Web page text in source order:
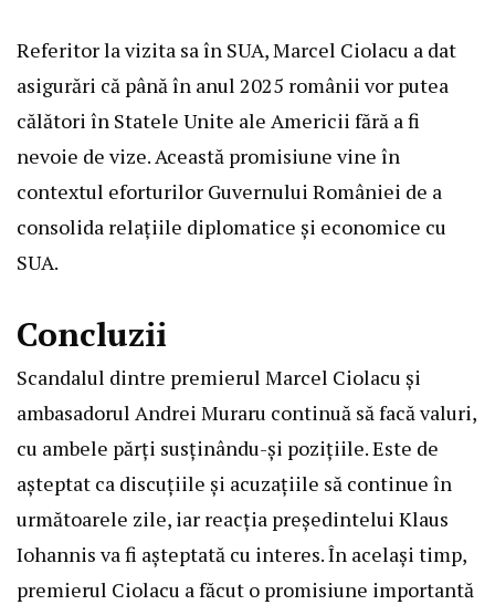
Referitor la vizita sa în SUA, Marcel Ciolacu a dat
asigurări că până în anul 2025 românii vor putea
călători în Statele Unite ale Americii fără a fi
nevoie de vize. Această promisiune vine în
contextul eforturilor Guvernului României de a
consolida relațiile diplomatice și economice cu
SUA.
Concluzii
Scandalul dintre premierul Marcel Ciolacu și
ambasadorul Andrei Muraru continuă să facă valuri,
cu ambele părți susținându-și pozițiile. Este de
așteptat ca discuțiile și acuzațiile să continue în
următoarele zile, iar reacția președintelui Klaus
Iohannis va fi așteptată cu interes. În același timp,
premierul Ciolacu a făcut o promisiune importantă